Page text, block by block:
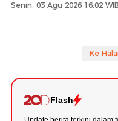
Senin, 03 Agu 2026 16:02 WIB
Ke
Flash